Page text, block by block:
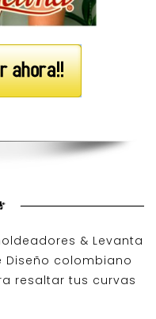
& Levanta
Diseño colombiano
resaltar tus curvas